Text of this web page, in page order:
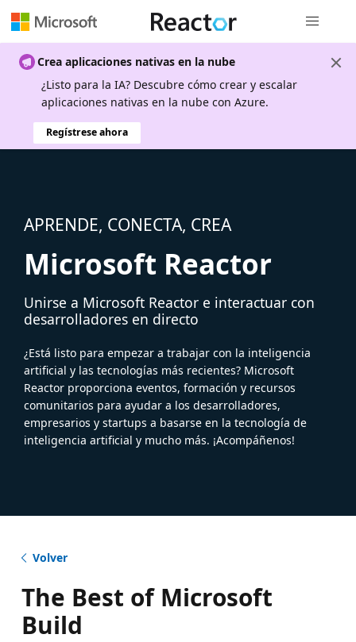
Crea aplicaciones nativas en la nube
¿Listo para la IA? Descubre cómo crear y escalar
aplicaciones nativas en la nube con Azure.
Regístrese ahora
APRENDE, CONECTA, CREA
Microsoft Reactor
Unirse a Microsoft Reactor e interactuar con
desarrolladores en directo
¿Está listo para empezar a trabajar con la inteligencia
artificial y las tecnologías más recientes? Microsoft
Reactor proporciona eventos, formación y recursos
comunitarios para ayudar a los desarrolladores,
empresarios y startups a basarse en la tecnología de
inteligencia artificial y mucho más. ¡Acompáñenos!
Volver
The Best of Microsoft
Build